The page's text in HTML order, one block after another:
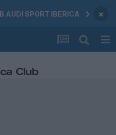
AUDI SPORT IBERICA ×